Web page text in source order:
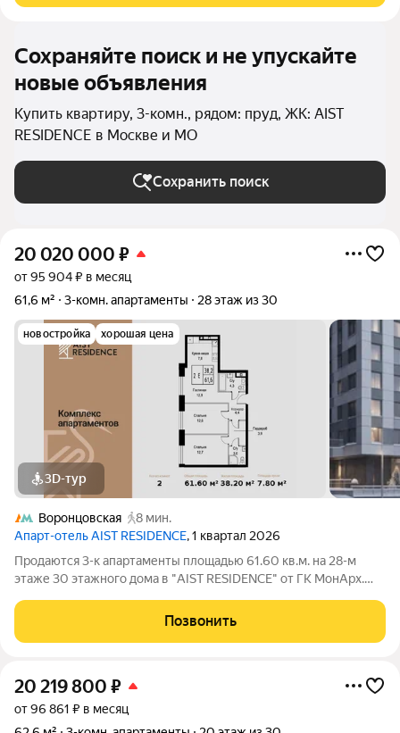
Сохраняйте поиск и не упускайте
новые объявления
Купить квартиру, 3-комн., рядом: пруд, ЖК: AIST
RESIDENCE в Москве и МО
Сохранить поиск
20 020 000 ₽
от 95 904 ₽ в месяц
61,6 м²
3-комн. апартаменты 28 этаж из 30
новостройка хорошая цена
3D-тур
Воронцовская
8 мин.
Апарт-отель AIST RESIDENCE, 1 квартал 2026
Продаются 3-к апартаменты площадью 61.60 кв.м. на 28-м
этаже 30 этажного дома в "AIST RESIDENCE" от ГК МонАрх.
стремится к гармонии между динамичной городской жизнью и
отдыхом на природе.
Позвонить
20 219 800 ₽
от 96 861 ₽ в месяц